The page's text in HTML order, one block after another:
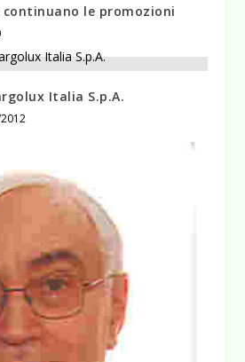
continuano le promozioni
Italia S.p.A.